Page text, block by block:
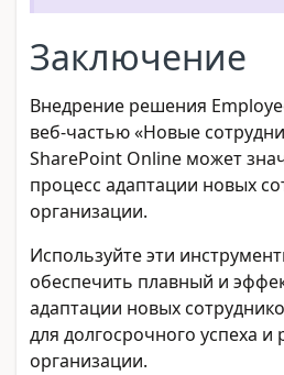
Заключение
Внедрение решения
веб-частью «Новые
SharePoint Online может
процесс адаптации новых
организации.
Используйте эти
обеспечить плавный и
адаптации новых
для долгосрочного успеха и
организации.